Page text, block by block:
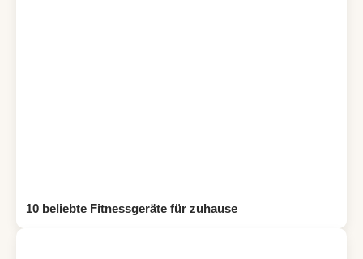
10 beliebte Fitnessgeräte für zuhause